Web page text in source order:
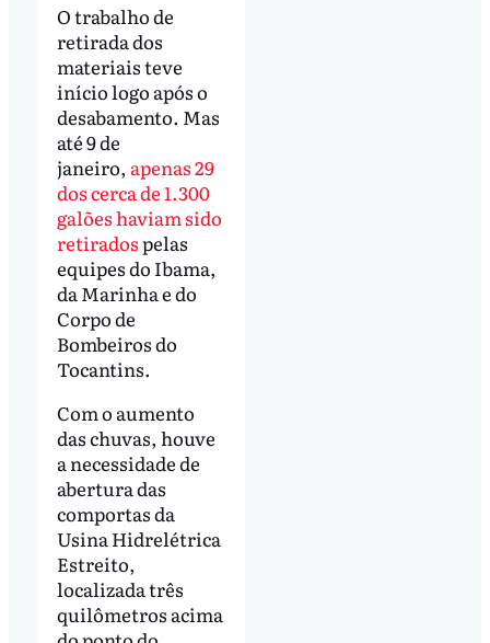
O trabalho de
retirada dos
materiais teve
início logo após o
desabamento. Mas
até 9 de
janeiro, apenas 29
dos cerca de 1.300
galões haviam sido
retiradospelas
equipes do Ibama,
da Marinha e do
Corpo de
Bombeiros do
Tocantins.
Com o aumento
das chuvas, houve
a necessidade de
abertura das
comportas da
Usina Hidrelétrica
Estreito,
localizada três
quilômetros acima